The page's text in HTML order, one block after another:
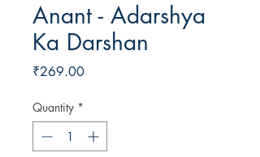
Anant - Adarshya
Ka Darshan
₹269.00Price
Quantity *